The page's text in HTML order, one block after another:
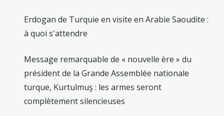
Erdogan de Turquie en visite en Arabie Saoudite :
à quoi s'attendre
Message remarquable de « nouvelle ère » du
président de la Grande Assemblée nationale
turque, Kurtulmuş : les armes seront
complètement silencieuses